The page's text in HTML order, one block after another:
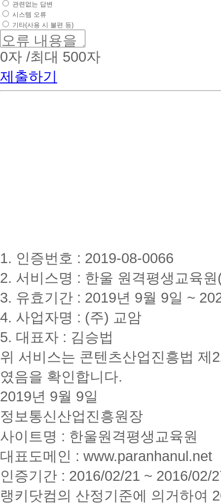
관련없는 답변
시스템 오류
기타(사용 시 불편 등)
0자 /최대 500자
제출하기
1. 인증번호 : 2019-08-0066
2. 서비스명 : 한울 원격평생교육
3. 유효기간 : 2019년 9월 9일 ~
4. 사업자명 : (주) 교암
5. 대표자 : 김승법
위 서비스는 콘텐츠산업진흥법 제
였음을 확인합니다.
2019년 9월 9일
정보통신산업진흥원장
사이트명 : 한울원격평생교육원
대표도메인 : www.paranhanul.net
인증기간 : 2016/02/21 ~ 2016/02/
랭키닷컴의 산정기준에 의거하여